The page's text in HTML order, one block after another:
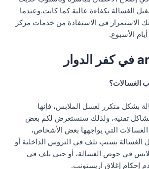
الغسالة بكفاءة عالية كما كانت.وعندما
الاستمرار في الاستفادة من خدمات مركز
الغسالات؟
بشكل متكرر لغسل الملابس، فإنها
تقنية، ولذلك سنستعرض لكم بعض
الغسالات التي يواجهها بعض الأشخاص،
الغسالة بسبب تلف في التروس الداخلية أو
في حوض الغسالة، أو حتى تلف في
إحكام إغلاق اريستونب.